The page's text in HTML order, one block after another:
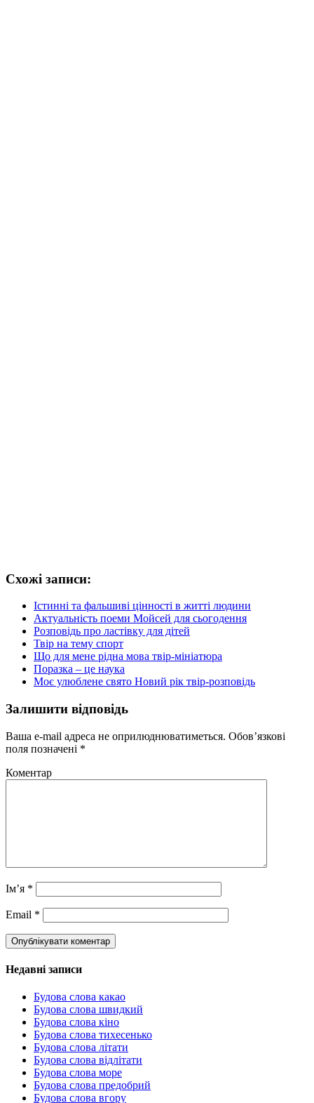
Схожі записи:
Істинні та фальшиві цінності в житті людини
Актуальність поеми Мойсей для сьогодення
Розповідь про ластівку для дітей
Твір на тему спорт
Що для мене рідна мова твір-мініатюра
Поразка – це наука
Моє улюблене свято Новий рік твір-розповідь
Залишити відповідь
Ваша e-mail адреса не оприлюднюватиметься. Обов’язкові
поля позначені *
Коментар
Ім’я *
Email *
Недавні записи
Будова слова какао
Будова слова швидкий
Будова слова кіно
Будова слова тихесенько
Будова слова літати
Будова слова відлітати
Будова слова море
Будова слова предобрий
Будова слова вгору